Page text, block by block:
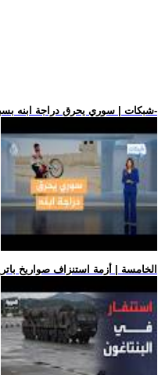
.. شبكات | سوري يحرق دراجة ابنه بسبب -التشبيب-
.. الخامسة | أزمة استنزاف صواريخ